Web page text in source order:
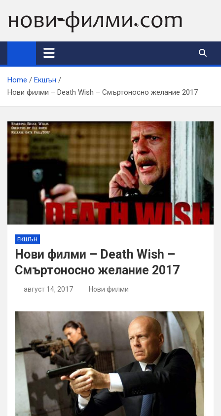
content
Home
Екшън
Нови филми – Death Wish – Смъртоносно желание 2017
ЕКШЪН
Нови филми – Death Wish –
Смъртоносно желание 2017
август 14, 2017 Нови филми